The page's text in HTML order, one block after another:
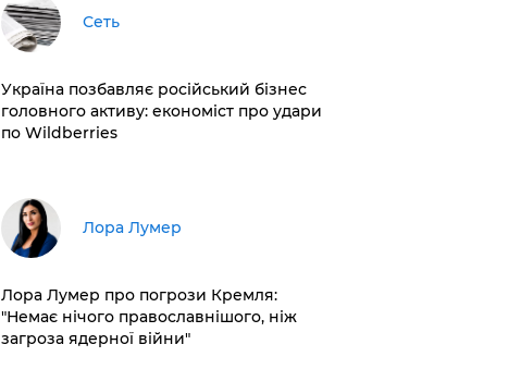
Сеть
​Україна позбавляє російський бізнес
головного активу: економіст про удари
по Wildberries
​Лора Лумер
Лора Лумер про погрози Кремля:
"Немає нічого православнішого, ніж
загроза ядерної війни"